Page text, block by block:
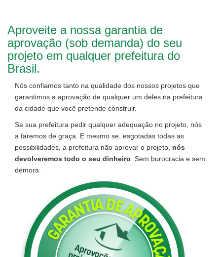
Aproveite a nossa garantia de
aprovação (sob demanda) do seu
projeto em qualquer prefeitura do
Brasil.
Nós confiamos tanto na qualidade dos nossos projetos que
garantimos a aprovação de qualquer um deles na prefeitura
da cidade que você pretende construir.
Se sua prefeitura pedir qualquer adequação no projeto, nós
a faremos de graça. E mesmo se, esgotadas todas as
possibilidades, a prefeitura não aprovar o projeto, nós
devolveremos todo o seu dinheiro . Sem burocracia e sem
demora.